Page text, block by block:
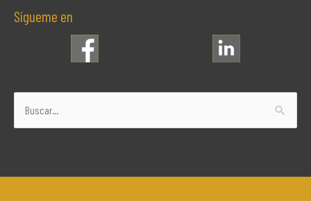
Sígueme en
Buscar
por: